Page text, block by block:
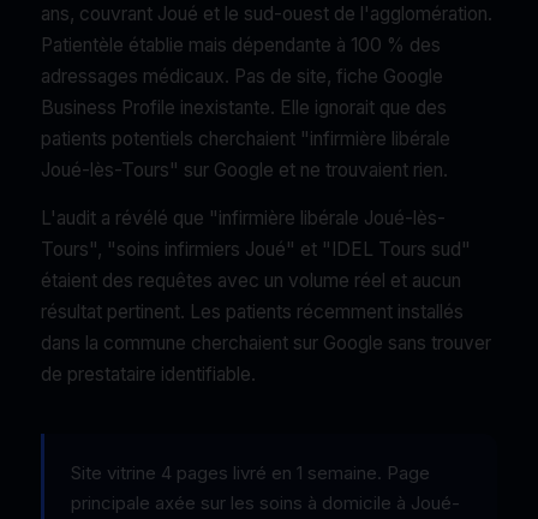
ans, couvrant Joué et le sud-ouest de l'agglomération.
Patientèle établie mais dépendante à 100 % des
adressages médicaux. Pas de site, fiche Google
Business Profile inexistante. Elle ignorait que des
patients potentiels cherchaient "infirmière libérale
Joué-lès-Tours" sur Google et ne trouvaient rien.
L'audit a révélé que "infirmière libérale Joué-lès-
Tours", "soins infirmiers Joué" et "IDEL Tours sud"
étaient des requêtes avec un volume réel et aucun
résultat pertinent. Les patients récemment installés
dans la commune cherchaient sur Google sans trouver
de prestataire identifiable.
Site vitrine 4 pages livré en 1 semaine. Page
principale axée sur les soins à domicile à Joué-